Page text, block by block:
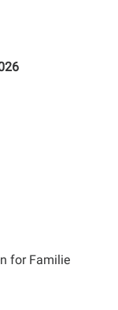
for Familie